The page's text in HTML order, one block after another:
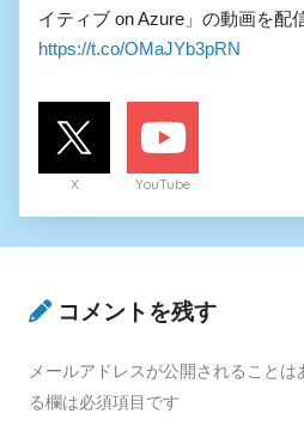
イティブ on Azure」の動画を配
https://t.co/OMaJYb3pRN
X YouTube
コメントを残す
メールアドレスが公開されることは
る欄は必須項目です